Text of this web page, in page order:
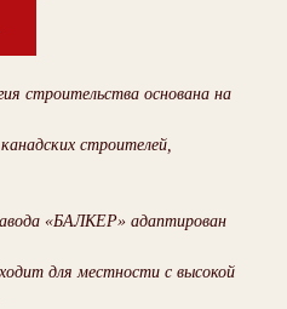
строительства основана на
строителей,
«БАЛКЕР» адаптирован
для местности с высокой